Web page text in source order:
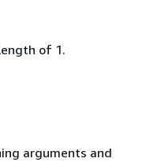
of 1.
arguments and